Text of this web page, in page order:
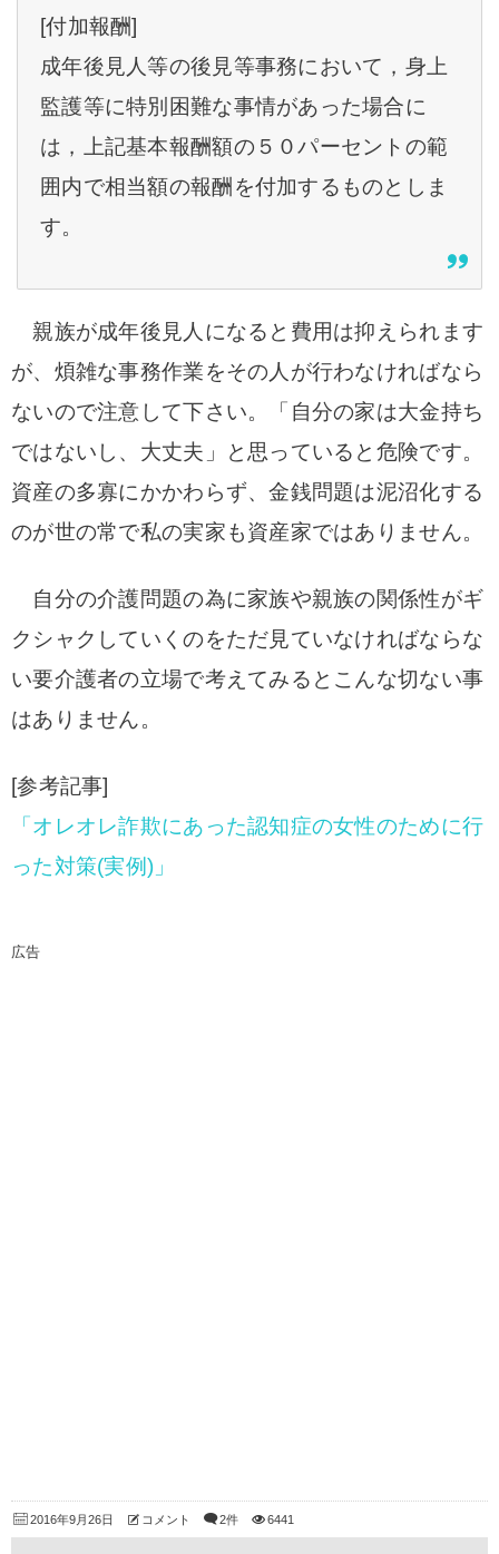
[付加報酬]
成年後見人等の後見等事務において，身上
監護等に特別困難な事情があった場合に
は，上記基本報酬額の５０パーセントの範
囲内で相当額の報酬を付加するものとしま
す。
親族が成年後見人になると費用は抑えられます
が、煩雑な事務作業をその人が行わなければなら
ないので注意して下さい。「自分の家は大金持ち
ではないし、大丈夫」と思っていると危険です。
資産の多寡にかかわらず、金銭問題は泥沼化する
のが世の常で私の実家も資産家ではありません。
自分の介護問題の為に家族や親族の関係性がギ
クシャクしていくのをただ見ていなければならな
い要介護者の立場で考えてみるとこんな切ない事
はありません。
[参考記事]
「オレオレ詐欺にあった認知症の女性のために行
った対策(実例)」
広告
2016年9月26日 コメント 2件 6441